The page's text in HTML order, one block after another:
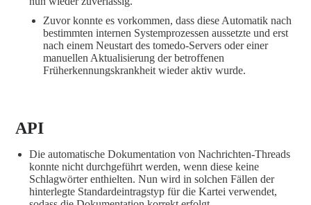
Zuvor konnte es vorkommen, dass diese Automatik nach
bestimmten internen Systemprozessen aussetzte und erst
nach einem Neustart des tomedo-Servers oder einer
manuellen Aktualisierung der betroffenen
Früherkennungskrankheit wieder aktiv wurde.
API
Die automatische Dokumentation von Nachrichten-Threads
konnte nicht durchgeführt werden, wenn diese keine
Schlagwörter enthielten. Nun wird in solchen Fällen der
hinterlegte Standardeintragstyp für die Kartei verwendet,